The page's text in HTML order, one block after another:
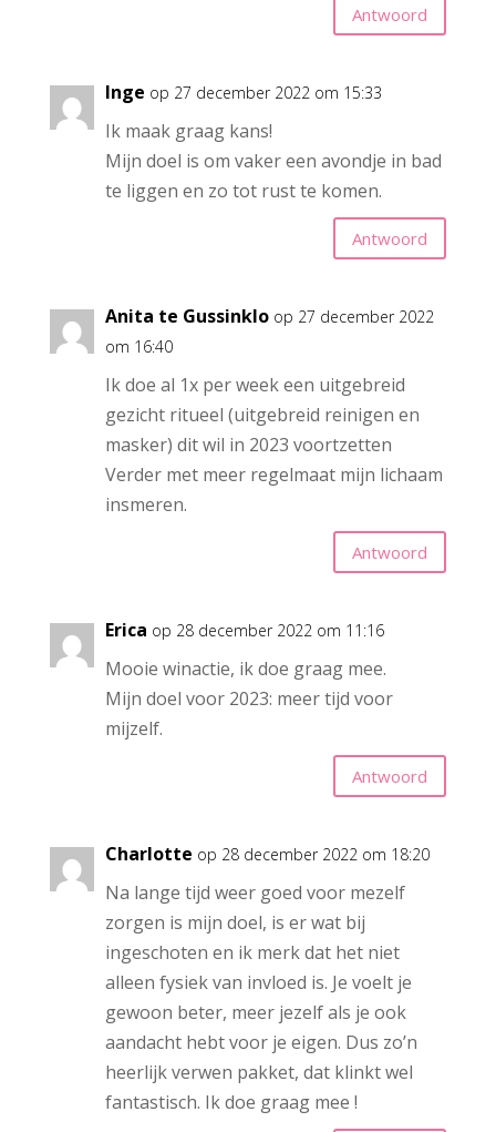
Antwoord
Inge op 27 december 2022 om 15:33
Ik maak graag kans!
Mijn doel is om vaker een avondje in bad
te liggen en zo tot rust te komen.
Antwoord
Anita te Gussinklo op 27 december 2022
om 16:40
Ik doe al 1x per week een uitgebreid
gezicht ritueel (uitgebreid reinigen en
masker) dit wil in 2023 voortzetten
Verder met meer regelmaat mijn lichaam
insmeren.
Antwoord
Erica op 28 december 2022 om 11:16
Mooie winactie, ik doe graag mee.
Mijn doel voor 2023: meer tijd voor
mijzelf.
Antwoord
Charlotte op 28 december 2022 om 18:20
Na lange tijd weer goed voor mezelf
zorgen is mijn doel, is er wat bij
ingeschoten en ik merk dat het niet
alleen fysiek van invloed is. Je voelt je
gewoon beter, meer jezelf als je ook
aandacht hebt voor je eigen. Dus zo’n
heerlijk verwen pakket, dat klinkt wel
fantastisch. Ik doe graag mee !